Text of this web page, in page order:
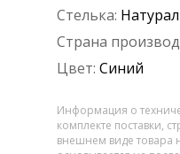
Стелька:
Страна
Цвет: Синий
Информация о
комплекте поставки,
внешнем виде товара